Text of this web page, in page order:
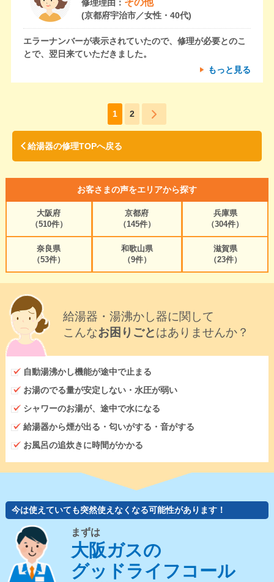
修理理由：
(京都府宇治市／女性・40代)
エラーナンバーが表示されていたので、修理が必要とのこ
とで、翌日来ていただきました。
もっと見る
1 2
給湯器の修理TOPへ戻る
お客さまの声をエリアから探す
大阪府
（510件）
京都府
（145件）
兵庫県
（304件）
奈良県
（53件）
和歌山県
（9件）
滋賀県
（23件）
給湯器・湯沸かし器に関して
こんなお困りごとはありませんか？
自動湯沸かし機能が途中で止まる
お湯のでる量が安定しない・水圧が弱い
シャワーのお湯が、途中で水になる
給湯器から煙が出る・匂いがする・音がする
お風呂の追炊きに時間がかかる
今は使えていても突然使えなくなる可能性があります！
まずは
大阪ガスの
グッドライフコール